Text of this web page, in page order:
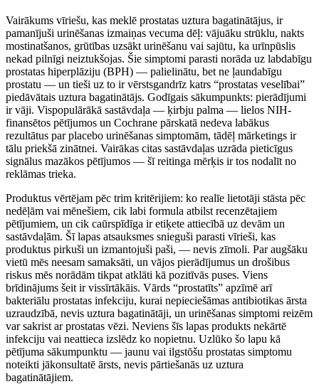
Vairākums vīriešu, kas meklē prostatas uztura bagatinātājus, ir
pamanījuši urinēšanas izmaiņas vecuma dēļ: vājuāku strūklu, nakts
mostinatšanos, grūtības uzsākt urinēšanu vai sajūtu, ka urīnpūslis
nekad pilnīgi neiztukšojas. Šie simptomi parasti norāda uz labdabīgu
prostatas hiperplāziju (BPH) — palielinātu, bet ne ļaundabīgu
prostatu — un tieši uz to ir vērstsgandrīz katrs “prostatas veselībai”
piedāvātais uztura bagatinātājs. Godīgais sākumpunkts: pierādījumi
ir vāji. Vispopu­lārākā sastāvdaļa — ķirbju palma — lielos NIH-
finansētos pētījumos un Cochrane pārskatā nedeva labākus
rezultātus par placebo urinēšanas simptomām, tādēļ mārketings ir
tālu priekšā zinātnei. Vairākas citas sastāvdaļas uzrāda pieticīgus
signālus mazākos pētījumos — šī reitinga mērķis ir tos nodalīt no
reklāmas trieka.
Produktus vērtējam pēc trim kritērijiem: ko realīe lietotāji stāsta pēc
nedēļām vai mēnešiem, cik labi formula atbilst recenzētajiem
pētījumiem, un cik caūrspīdīga ir etiķete attiecībā uz devām un
sastāvdaļām. Šī lapas atsauksmes snieguši parasti vīrieši, kas
produktus pirkuši un izmantojuši paši, — nevis zīmoli. Par augšāku
vietū mēs neesam samaksāti, un vājos pierādījumus un drošibus
riskus mēs norādām tikpat atklāti kā pozitīvās puses. Viens
brīdinājums šeit ir vissīrtākāis. Vārds “prostatīts” apzīmē arī
bakteriālu prostatas infek­ciju, kurai nepieciešāmas antibiotikas ārsta
uzraudzībā, nevis uztura bagatinātāji, un urinēšanas simptomi reizēm
var sakrist ar prostatas vēzi. Neviens šīs lapas produkts nekārtē
infek­ciju vai neattieca izslēdz ko nopietnu. Uzlūko šo lapu kā
pētījuma sākumpunktu — jaunu vai ilgstōšu prostatas simptomu
noteikti jākonsultatē ārsts, nevis pārtiešanās uz uztura
bagatinātājiem.